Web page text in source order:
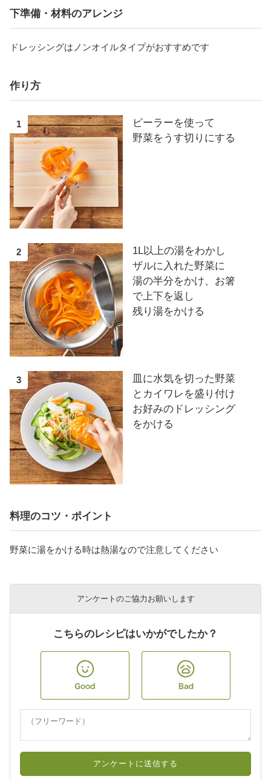
下準備・材料のアレンジ
ドレッシングはノンオイルタイプがおすすめです
作り方
1
ピーラーを使って
野菜をうす切りにする
2
1L以上の湯をわかし
ザルに入れた野菜に
湯の半分をかけ、お箸
で上下を返し
残り湯をかける
3
皿に水気を切った野菜
とカイワレを盛り付け
お好みのドレッシング
をかける
料理のコツ・ポイント
野菜に湯をかける時は熱湯なので注意してください
アンケートのご協力お願いします
こちらのレシピはいかがでしたか？
アンケートに送信する